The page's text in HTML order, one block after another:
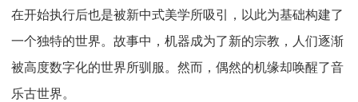
在开始执行后也是被新中式美学所吸引，以此为基础构建了
一个独特的世界。故事中，机器成为了新的宗教，人们逐渐
被高度数字化的世界所驯服。然而，偶然的机缘却唤醒了音
乐古世界。